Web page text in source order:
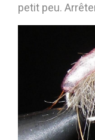
petit peu.